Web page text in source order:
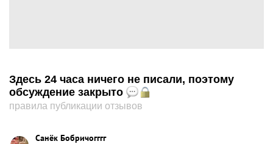
Здесь 24 часа ничего не писали, поэтому
обсуждение закрыто
правила публикации отзывов
Санёк Бобричогггг